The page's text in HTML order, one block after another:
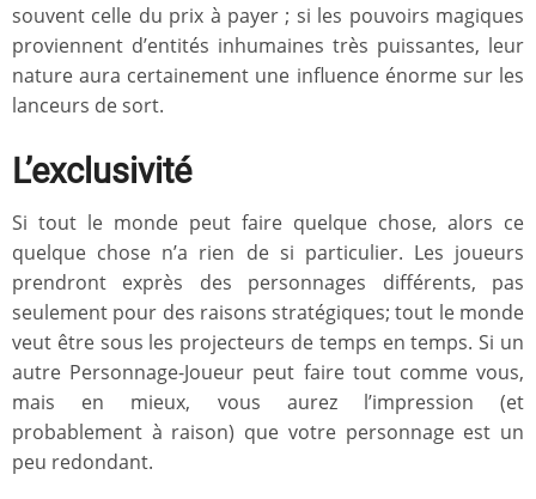
souvent celle du prix à payer ; si les pouvoirs magiques
proviennent d’entités inhumaines très puissantes, leur
nature aura certainement une influence énorme sur les
lanceurs de sort.
L’exclusivité
Si tout le monde peut faire quelque chose, alors ce
quelque chose n’a rien de si particulier. Les joueurs
prendront exprès des personnages différents, pas
seulement pour des raisons stratégiques; tout le monde
veut être sous les projecteurs de temps en temps. Si un
autre Personnage-Joueur peut faire tout comme vous,
mais en mieux, vous aurez l’impression (et
probablement à raison) que votre personnage est un
peu redondant.